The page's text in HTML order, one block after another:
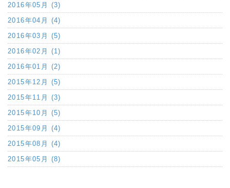
2016年05月 (3)
2016年04月 (4)
2016年03月 (5)
2016年02月 (1)
2016年01月 (2)
2015年12月 (5)
2015年11月 (3)
2015年10月 (5)
2015年09月 (4)
2015年08月 (4)
2015年05月 (8)